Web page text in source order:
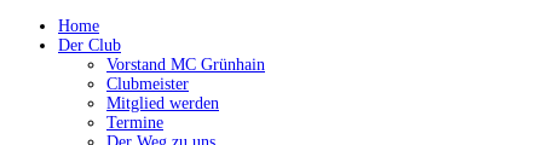
Home
Der Club
Vorstand MC Grünhain
Clubmeister
Mitglied werden
Termine